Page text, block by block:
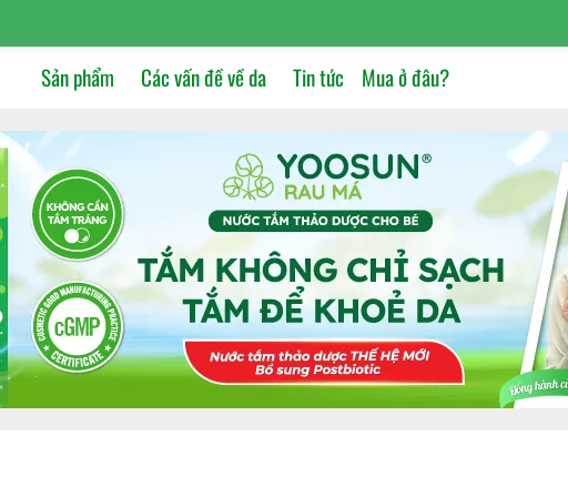
Sản phẩm Các vấn đề về da Tin tức Mua ở đâu?